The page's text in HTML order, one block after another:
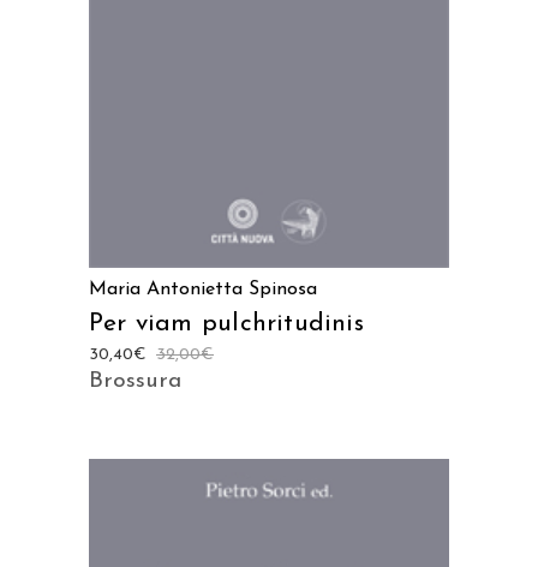
Maria Antonietta Spinosa
Per viam pulchritudinis
32,00€
30,40€
Brossura